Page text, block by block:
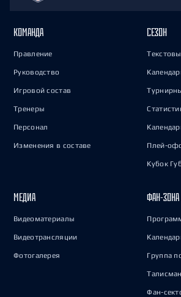
КОМАНДА
Правление
Руководство
Игровой состав
Тренеры
Персонал
Изменения в составе
СЕЗОН
Плей-
Кубок
МЕДИА
Видеоматериалы
Видеотрансляции
Фотогалерея
ФАН-ЗОНА
Группа
Фан-